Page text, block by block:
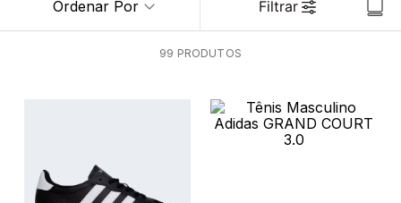
Ordenar Por Filtrar
99 PRODUTOS